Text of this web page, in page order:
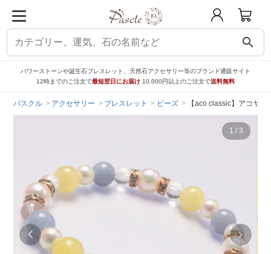
search
パワーストーンや誕生石ブレスレット、天然石アクセサリー等のブランド通販サイト
12時までのご注文で最短翌日にお届け 10,000円以上のご注文で送料無料
パスクル アクセサリー ブレスレット ビーズ 【aco classic】アコヤ
1 / 3